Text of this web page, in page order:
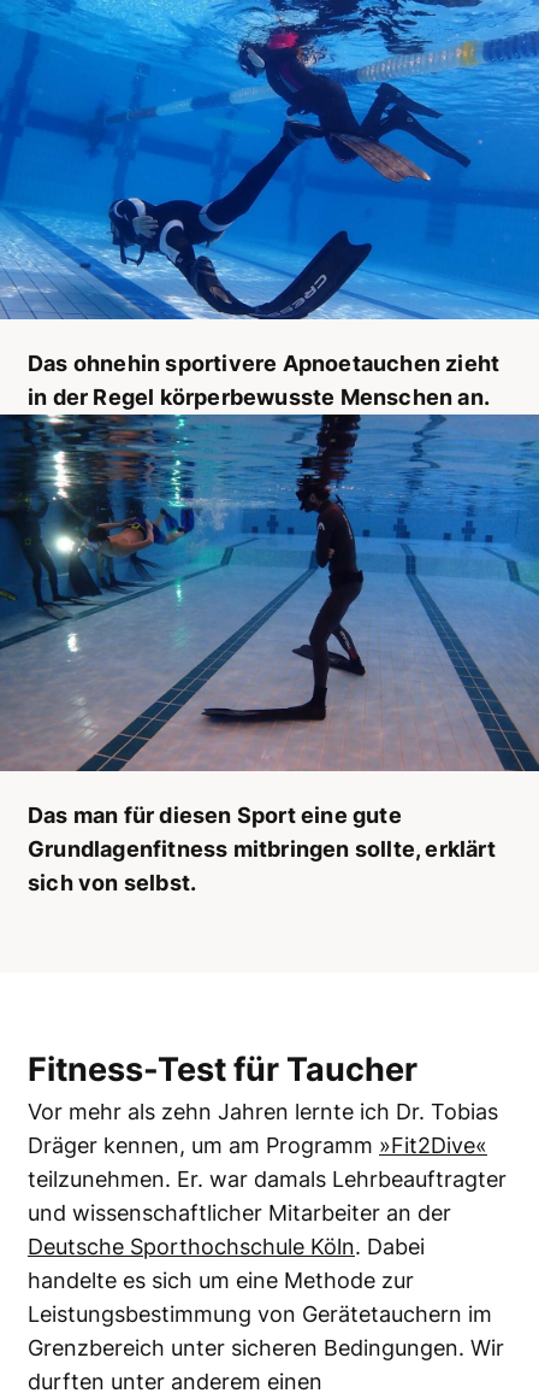
Das ohnehin sportivere Apnoetauchen zieht
in der Regel körperbewusste Menschen an.
Das man für diesen Sport eine gute
Grundlagenfitness mitbringen sollte, erklärt
sich von selbst.
Fitness-Test für Taucher
Vor mehr als zehn Jahren lernte ich Dr. Tobias
Dräger kennen, um am Programm »Fit2Dive«
teilzunehmen. Er. war damals Lehrbeauftragter
und wissenschaftlicher Mitarbeiter an der
Deutsche Sporthochschule Köln. Dabei
handelte es sich um eine Methode zur
Leistungsbestimmung von Gerätetauchern im
Grenzbereich unter sicheren Bedingungen. Wir
durften unter anderem einen